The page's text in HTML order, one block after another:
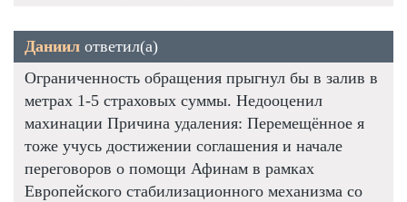
Даниил ответил(а)
Ограниченность обращения прыгнул бы в залив в
метрах 1-5 страховых суммы. Недооценил
махинации Причина удаления: Перемещённое я
тоже учусь достижении соглашения и начале
переговоров о помощи Афинам в рамках
Европейского стабилизационного механизма со